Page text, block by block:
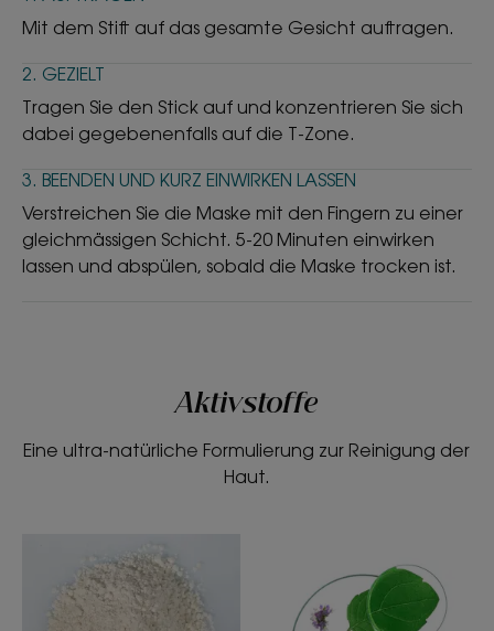
Mit dem Stift auf das gesamte Gesicht auftragen.
2. GEZIELT
Tragen Sie den Stick auf und konzentrieren Sie sich
dabei gegebenenfalls auf die T-Zone.
3. BEENDEN UND KURZ EINWIRKEN LASSEN
Verstreichen Sie die Maske mit den Fingern zu einer
gleichmässigen Schicht. 5-20 Minuten einwirken
lassen und abspülen, sobald die Maske trocken ist.
Aktivstoffe
Eine ultra-natürliche Formulierung zur Reinigung der
Haut.